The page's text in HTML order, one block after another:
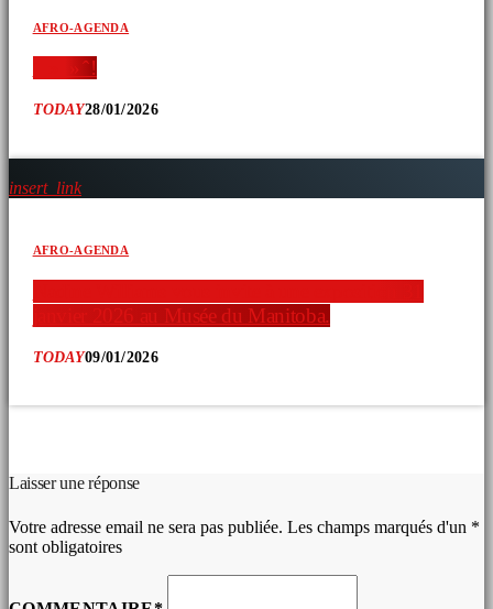
AFRO-AGENDA
‘ » » ̂ !
TODAY28/01/2026
insert_link
AFRO-AGENDA
janvier 2026 au Musée du Manitoba.
TODAY09/01/2026
Laisser une réponse
Votre adresse email ne sera pas publiée. Les champs marqués d'un *
sont obligatoires